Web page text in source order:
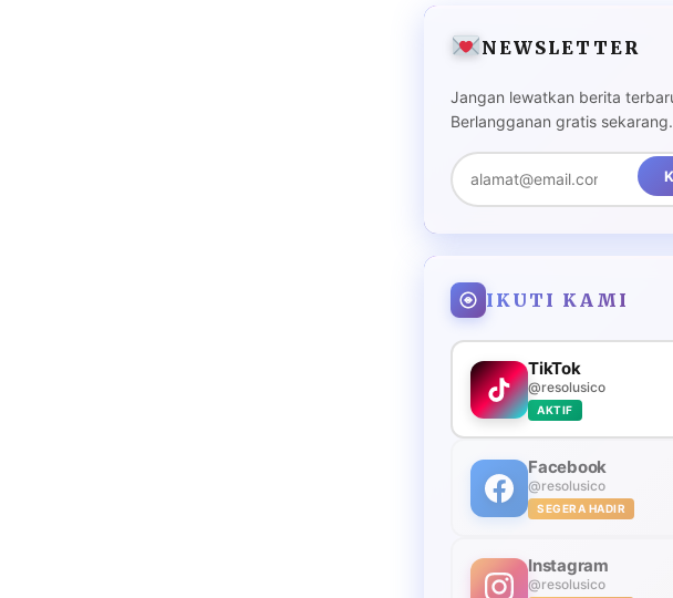
NEWSLETTER
Jangan lewatkan berita
Berlangganan gratis sekarang.
IKUTI KAMI
TikTok
@resolusico
AKTIF
Facebook
@resolusico
SEGERA HADIR
Instagram
@resolusico